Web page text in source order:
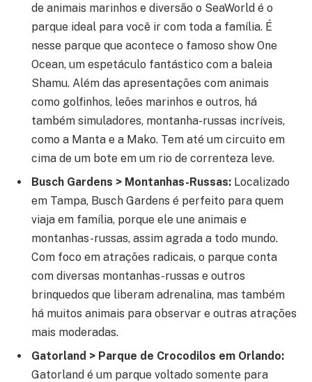
de animais marinhos e diversão o SeaWorld é o
parque ideal para você ir com toda a família. É
nesse parque que acontece o famoso show One
Ocean, um espetáculo fantástico com a baleia
Shamu. Além das apresentações com animais
como golfinhos, leões marinhos e outros, há
também simuladores, montanha-russas incríveis,
como a Manta e a Mako. Tem até um circuito em
cima de um bote em um rio de correnteza leve.
Busch Gardens > Montanhas-Russas: Localizado
em Tampa, Busch Gardens é perfeito para quem
viaja em família, porque ele une animais e
montanhas-russas, assim agrada a todo mundo.
Com foco em atrações radicais, o parque conta
com diversas montanhas-russas e outros
brinquedos que liberam adrenalina, mas também
há muitos animais para observar e outras atrações
mais moderadas.
Gatorland > Parque de Crocodilos em Orlando:
Gatorland é um parque voltado somente para